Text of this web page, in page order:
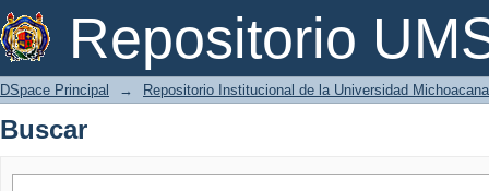
Repositorio
Buscar
DSpace Principal → Repositorio Institucional de la Universidad
Buscar